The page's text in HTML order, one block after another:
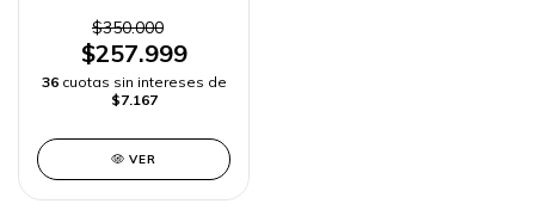
$350.000
$257.999
36 cuotas sin intereses de
$7.167
VER